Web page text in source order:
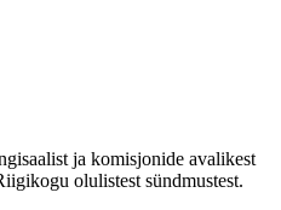
ja komisjonide avalikest
olulistest sündmustest.